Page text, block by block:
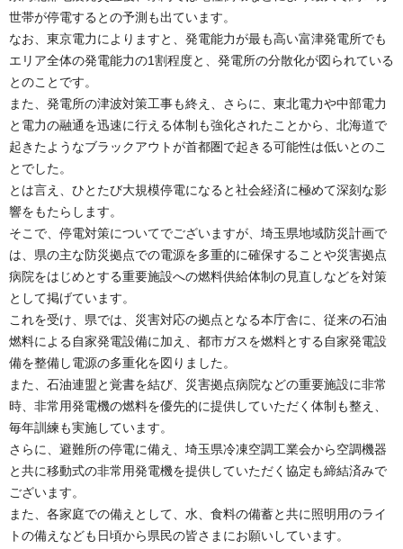
世帯が停電するとの予測も出ています。
なお、東京電力によりますと、発電能力が最も高い富津発電所でも
エリア全体の発電能力の1割程度と、発電所の分散化が図られている
とのことです。
また、発電所の津波対策工事も終え、さらに、東北電力や中部電力
と電力の融通を迅速に行える体制も強化されたことから、北海道で
起きたようなブラックアウトが首都圏で起きる可能性は低いとのこ
とでした。
とは言え、ひとたび大規模停電になると社会経済に極めて深刻な影
響をもたらします。
そこで、停電対策についてでございますが、埼玉県地域防災計画で
は、県の主な防災拠点での電源を多重的に確保することや災害拠点
病院をはじめとする重要施設への燃料供給体制の見直しなどを対策
として掲げています。
これを受け、県では、災害対応の拠点となる本庁舎に、従来の石油
燃料による自家発電設備に加え、都市ガスを燃料とする自家発電設
備を整備し電源の多重化を図りました。
また、石油連盟と覚書を結び、災害拠点病院などの重要施設に非常
時、非常用発電機の燃料を優先的に提供していただく体制も整え、
毎年訓練も実施しています。
さらに、避難所の停電に備え、埼玉県冷凍空調工業会から空調機器
と共に移動式の非常用発電機を提供していただく協定も締結済みで
ございます。
また、各家庭での備えとして、水、食料の備蓄と共に照明用のライ
トの備えなども日頃から県民の皆さまにお願いしています。